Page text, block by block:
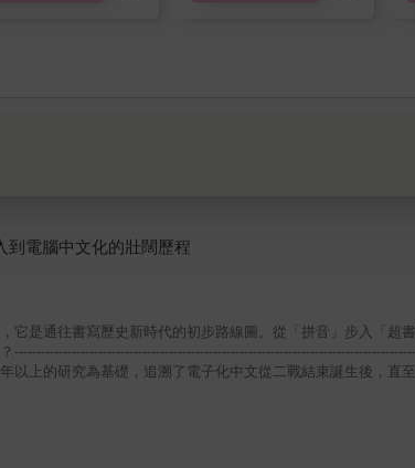
到電腦中文化的壯闊歷程
它是通往書寫歷史新時代的初步路線圖。從「拼音」步入「
以上的研究為基礎，追溯了電子化中文從二戰結束誕生後，直
信巨頭Cable and Wireless（大東電報局）、矽谷、台灣軍方、
腦》從1940年代美國IBM公司推出的中文打字機開始談起，談